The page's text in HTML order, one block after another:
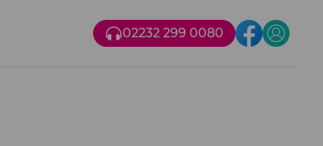
02232 299 0080